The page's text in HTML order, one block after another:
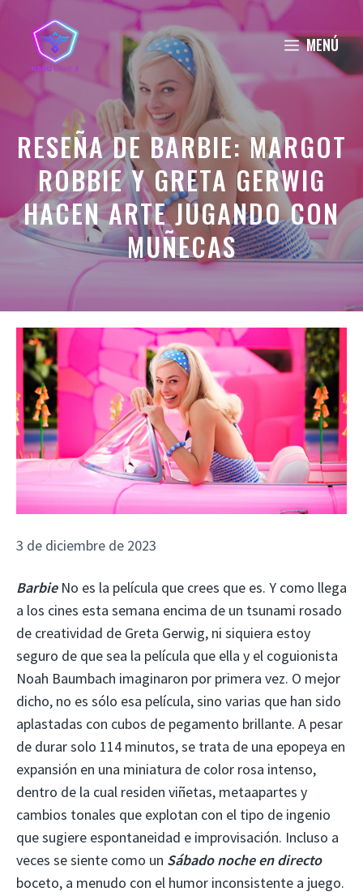
contenido
MENÚ
RESEÑA DE BARBIE: MARGOT
ROBBIE Y GRETA GERWIG
HACEN ARTE JUGANDO CON
MUÑECAS
3 de diciembre de 2023
BarbieNo es la película que crees que es. Y como llega
a los cines esta semana encima de un tsunami rosado
de creatividad de Greta Gerwig, ni siquiera estoy
seguro de que sea la película que ella y el coguionista
Noah Baumbach imaginaron por primera vez. O mejor
dicho, no es sólo esa película, sino varias que han sido
aplastadas con cubos de pegamento brillante. A pesar
de durar solo 114 minutos, se trata de una epopeya en
expansión en una miniatura de color rosa intenso,
dentro de la cual residen viñetas, metaapartes y
cambios tonales que explotan con el tipo de ingenio
que sugiere espontaneidad e improvisación. Incluso a
veces se siente como un Sábado noche en directo
boceto, a menudo con el humor inconsistente a juego.